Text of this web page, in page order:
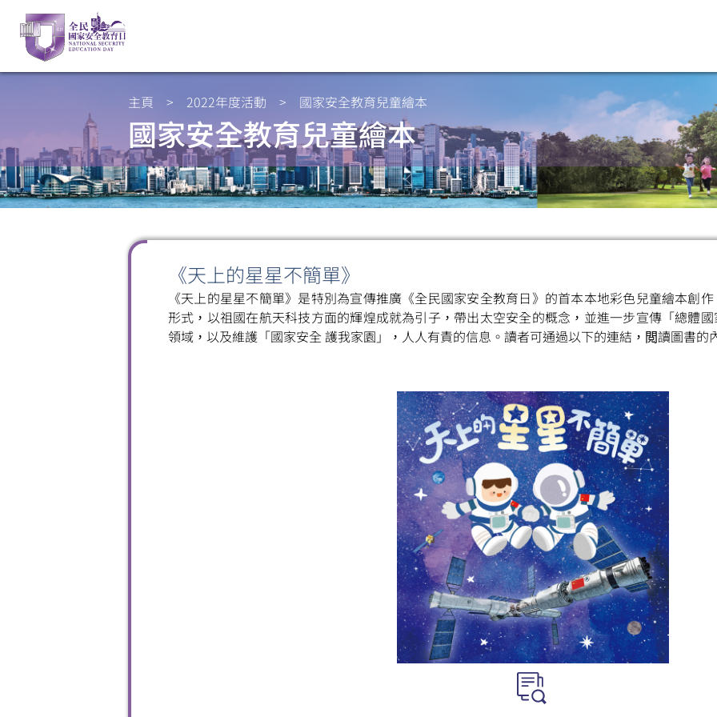
主頁 > 2022年度活動 > 國家安全教育兒童繪本
國家安全教育兒童繪本
《天上的星星不簡單》
《天上的星星不簡單》是特別為宣傳推廣《全民國家安全教育日》的首本本地彩色兒童繪本創
形式，以祖國在航天科技方面的輝煌成就為引子，帶出太空安全的概念，並進一步宣傳「總體
領域，以及維護「國家安全 護我家園」，人人有責的信息。讀者可通過以下的連結，閲讀圖書的
掃一掃關注我們的社交媒體，緊貼最新資訊！
微
信
微
博 紅書